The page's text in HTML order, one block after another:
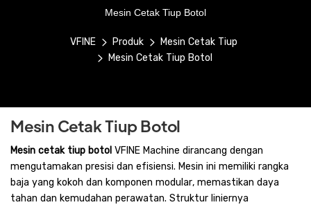
Mesin Cetak Tiup Botol
VFINE Produk
Mesin Cetak Tiup
Mesin Cetak Tiup Botol
Mesin Cetak Tiup Botol
Mesin cetak tiup botol VFINE Machine dirancang dengan
mengutamakan presisi dan efisiensi. Mesin ini memiliki rangka
baja yang kokoh dan komponen modular, memastikan daya
tahan dan kemudahan perawatan. Struktur liniernya